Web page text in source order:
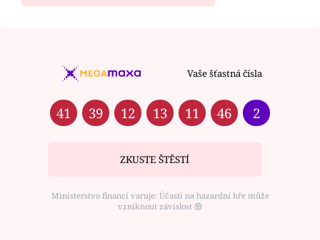
Vaše šťastná čísla
41 39 12 13 11 46 2
ZKUSTE ŠTĚSTÍ
Ministerstvo financí varuje: Účastí na hazardní hře může
vzniknout závislost ⑱